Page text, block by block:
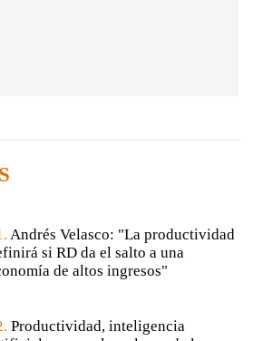
Andrés Velasco: "La productividad
si RD da el salto a una
de altos ingresos"
Productividad, inteligencia